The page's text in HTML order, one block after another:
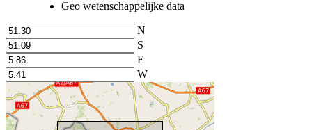
Geo wetenschappelijke data
N
S
E
W